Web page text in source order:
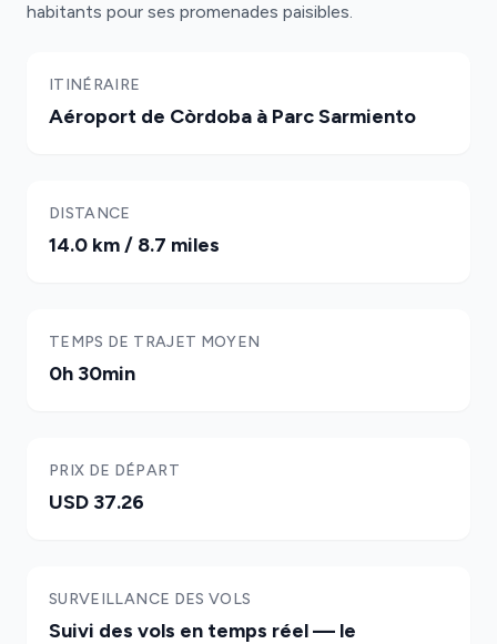
habitants pour ses promenades paisibles.
ITINÉRAIRE
Aéroport de Còrdoba à Parc Sarmiento
DISTANCE
14.0 km / 8.7 miles
TEMPS DE TRAJET MOYEN
0h 30min
PRIX DE DÉPART
USD 37.26
SURVEILLANCE DES VOLS
Suivi des vols en temps réel — le